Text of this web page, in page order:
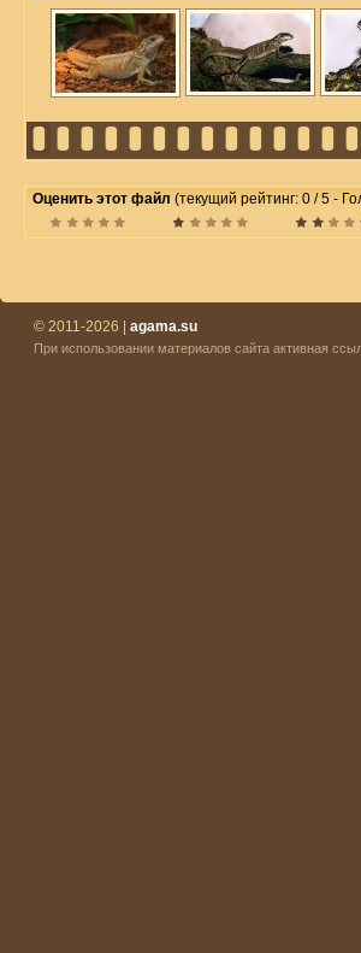
Оценить этот файл (текущий рейтинг: 0 / 5 -
© 2011-2026 | agama.su
При использовании материалов сайта активная